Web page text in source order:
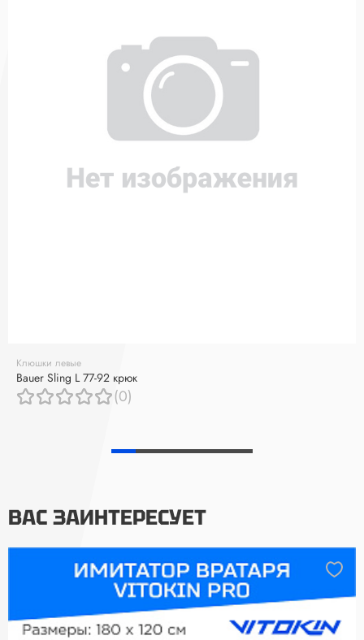
Клюшки левые
Bauer Sling L 77-92 крюк
(0)
ВАС ЗАИНТЕРЕСУЕТ